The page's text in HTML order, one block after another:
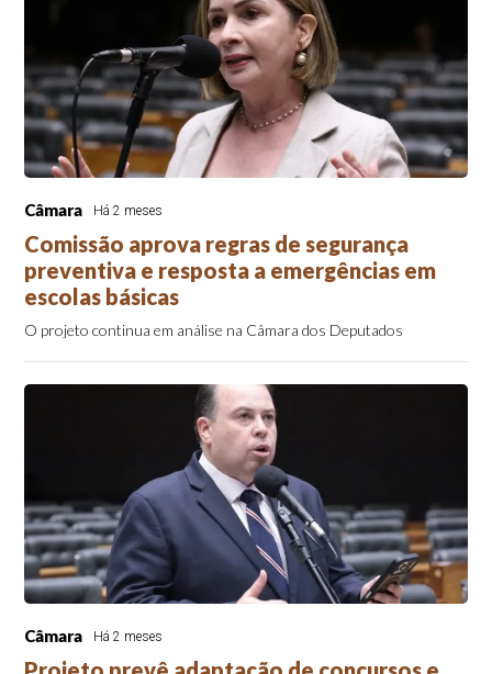
Câmara Há 2 meses
Comissão aprova regras de segurança
preventiva e resposta a emergências em
escolas básicas
O projeto continua em análise na Câmara dos Deputados
Câmara Há 2 meses